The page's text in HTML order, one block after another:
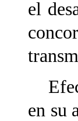
el
en su